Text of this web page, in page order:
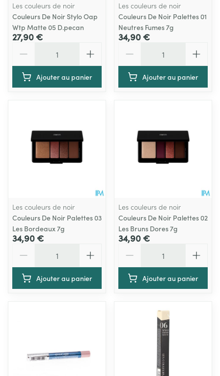
Les couleurs de noir
Couleurs De Noir Stylo Oap
Wtp Matte 05 D.pecan
27,90 €
Ajouter au panier
Les couleurs de noir
Couleurs De Noir Palettes 01
Neutres Fumes 7g
34,90 €
Ajouter au panier
Les couleurs de noir
Couleurs De Noir Palettes 03
Les Bordeaux 7g
34,90 €
Ajouter au panier
Les couleurs de noir
Couleurs De Noir Palettes 02
Les Bruns Dores 7g
34,90 €
Ajouter au panier